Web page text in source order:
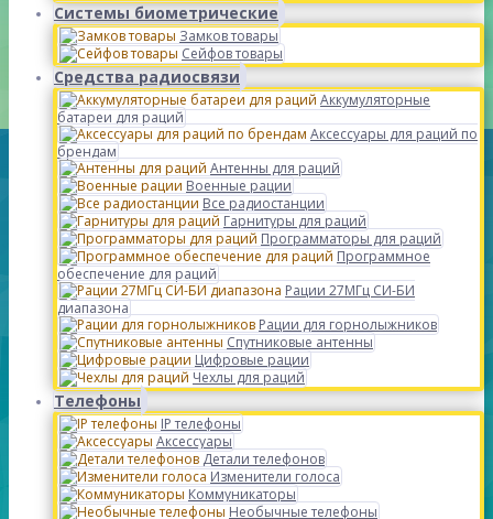
Системы биометрические
Замков товары
Сейфов товары
Средства радиосвязи
Аккумуляторные
батареи для раций
Аксессуары для раций по
брендам
Антенны для раций
Военные рации
Все радиостанции
Гарнитуры для раций
Программаторы для раций
Программное
обеспечение для раций
Рации 27МГц СИ-БИ
диапазона
Рации для горнолыжников
Спутниковые антенны
Цифровые рации
Чехлы для раций
Телефоны
IP телефоны
Аксессуары
Детали телефонов
Изменители голоса
Коммуникаторы
Необычные телефоны